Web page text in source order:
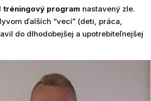
tréningový program nastavený zle.
ďalších “vecí” (deti, práca,
do dlhodobejšej a upotrebiteľnejšej